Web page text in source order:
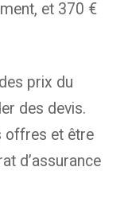
et 370 €
prix du
des devis.
offres et être
d’assurance